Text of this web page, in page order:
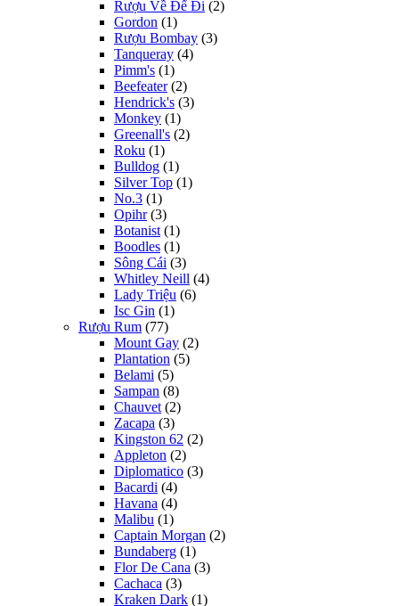
Rượu Về Để Đi (2)
Gordon (1)
Rượu Bombay (3)
Tanqueray (4)
Pimm's (1)
Beefeater (2)
Hendrick's (3)
Monkey (1)
Greenall's (2)
Roku (1)
Bulldog (1)
Silver Top (1)
No.3 (1)
Opihr (3)
Botanist (1)
Boodles (1)
Sông Cái (3)
Whitley Neill (4)
Lady Triệu (6)
Isc Gin (1)
Rượu Rum (77)
Mount Gay (2)
Plantation (5)
Belami (5)
Sampan (8)
Chauvet (2)
Zacapa (3)
Kingston 62 (2)
Appleton (2)
Diplomatico (3)
Bacardi (4)
Havana (4)
Malibu (1)
Captain Morgan (2)
Bundaberg (1)
Flor De Cana (3)
Cachaca (3)
Kraken Dark (1)